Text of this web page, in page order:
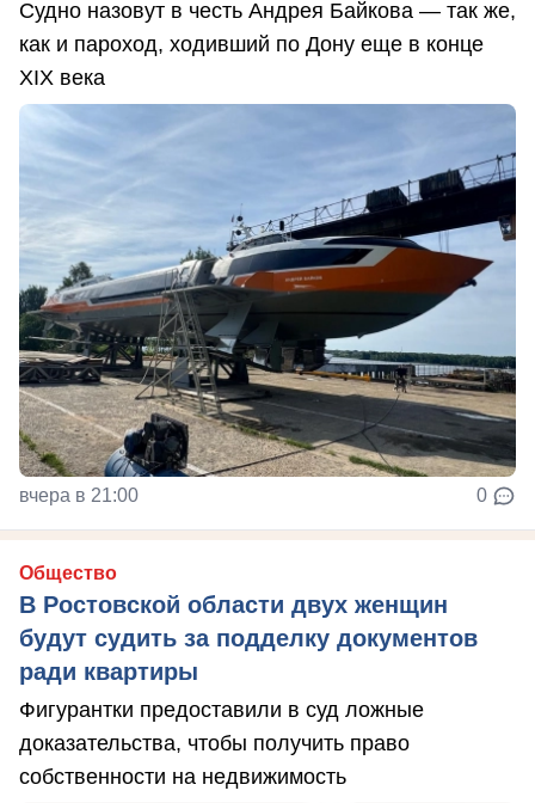
Судно назовут в честь Андрея Байкова — так же,
как и пароход, ходивший по Дону еще в конце
XIX века
вчера в 21:00 0
Общество
В Ростовской области двух женщин
будут судить за подделку документов
ради квартиры
Фигурантки предоставили в суд ложные
доказательства, чтобы получить право
собственности на недвижимость